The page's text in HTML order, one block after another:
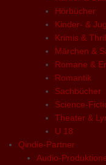
Hörbücher
Kinder- &
Krimis &
Märchen &
Romane &
Romantik
Sachbücher
Science-
Theater &
U 18
Qindie-Partner
Audio-